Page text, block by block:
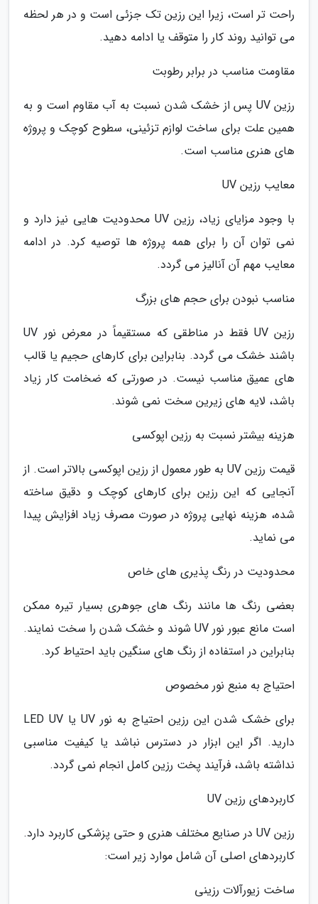
راحت تر است، زیرا این رزین تک جزئی است و در هر لحظه
می توانید روند کار را متوقف یا ادامه دهید.
مقاومت مناسب در برابر رطوبت
رزین UV پس از خشک شدن نسبت به آب مقاوم است و به
همین علت برای ساخت لوازم تزئینی، سطوح کوچک و پروژه
های هنری مناسب است.
معایب رزین UV
با وجود مزایای زیاد، رزین UV محدودیت هایی نیز دارد و
نمی توان آن را برای همه پروژه ها توصیه کرد. در ادامه
معایب مهم آن آنالیز می گردد.
مناسب نبودن برای حجم های بزرگ
رزین UV فقط در مناطقی که مستقیماً در معرض نور UV
باشند خشک می گردد. بنابراین برای کارهای حجیم یا قالب
های عمیق مناسب نیست. در صورتی که ضخامت کار زیاد
باشد، لایه های زیرین سخت نمی شوند.
هزینه بیشتر نسبت به رزین اپوکسی
قیمت رزین UV به طور معمول از رزین اپوکسی بالاتر است. از
آنجایی که این رزین برای کارهای کوچک و دقیق ساخته
شده، هزینه نهایی پروژه در صورت مصرف زیاد افزایش پیدا
می نماید.
محدودیت در رنگ پذیری های خاص
بعضی رنگ ها مانند رنگ های جوهری بسیار تیره ممکن
است مانع عبور نور UV شوند و خشک شدن را سخت نمایند.
بنابراین در استفاده از رنگ های سنگین باید احتیاط کرد.
احتیاج به منبع نور مخصوص
برای خشک شدن این رزین احتیاج به نور UV یا LED UV
دارید. اگر این ابزار در دسترس نباشد یا کیفیت مناسبی
نداشته باشد، فرآیند پخت رزین کامل انجام نمی گردد.
کاربردهای رزین UV
رزین UV در صنایع مختلف هنری و حتی پزشکی کاربرد دارد.
کاربردهای اصلی آن شامل موارد زیر است:
ساخت زیورآلات رزینی